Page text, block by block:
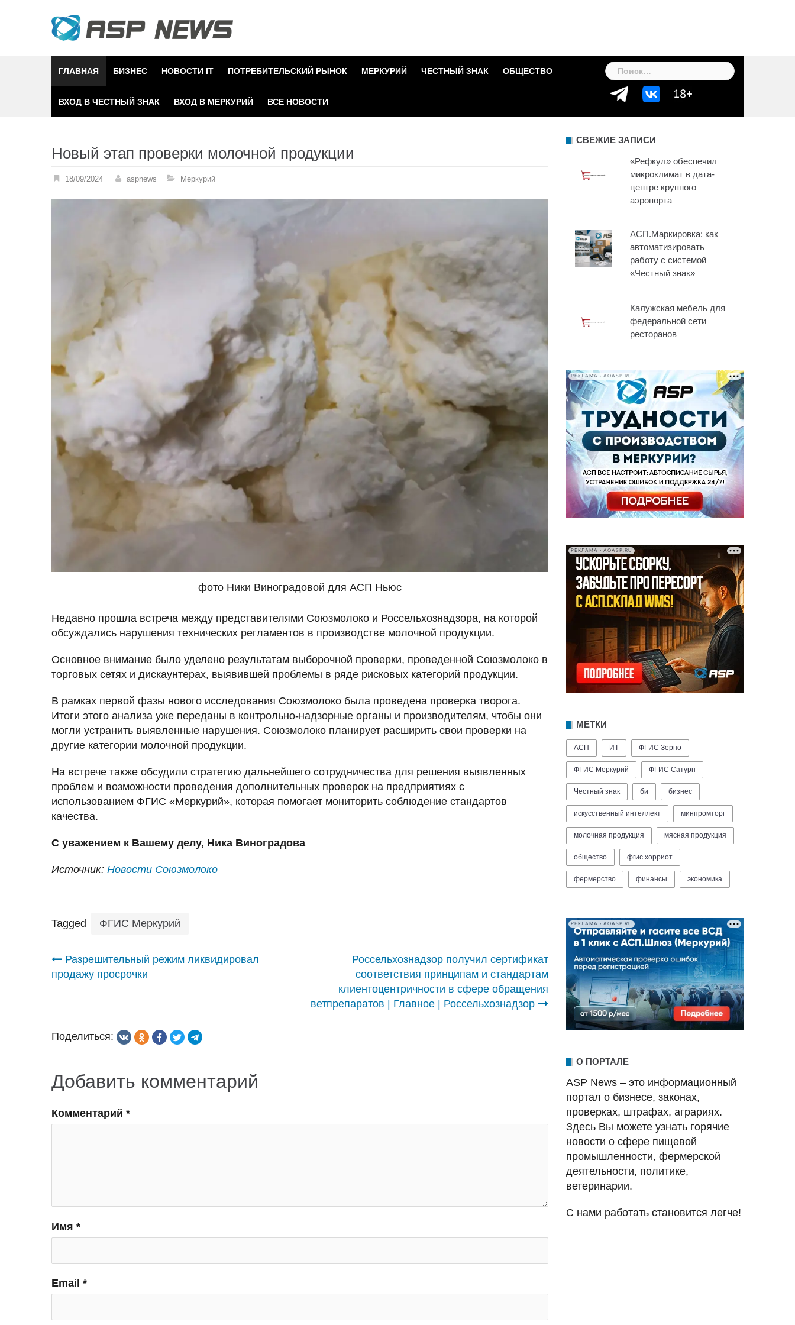
ГЛАВНАЯ БИЗНЕС НОВОСТИ IT ПОТРЕБИТЕЛЬСКИЙ РЫНОК МЕРКУРИЙ ЧЕСТНЫЙ ЗНАК ОБЩЕСТВО
ВХОД В ЧЕСТНЫЙ ЗНАК ВХОД В МЕРКУРИЙ ВСЕ НОВОСТИ
Найти:
Новый этап проверки молочной продукции
18/09/2024 aspnews Меркурий
фото Ники Виноградовой для АСП Ньюс
Недавно прошла встреча между представителями Союзмолоко и Россельхознадзора, на которой
обсуждались нарушения технических регламентов в производстве молочной продукции.
Основное внимание было уделено результатам выборочной проверки, проведенной Союзмолоко в
торговых сетях и дискаунтерах, выявившей проблемы в ряде рисковых категорий продукции.
В рамках первой фазы нового исследования Союзмолоко была проведена проверка творога.
Итоги этого анализа уже переданы в контрольно-надзорные органы и производителям, чтобы они
могли устранить выявленные нарушения. Союзмолоко планирует расширить свои проверки на
другие категории молочной продукции.
На встрече также обсудили стратегию дальнейшего сотрудничества для решения выявленных
проблем и возможности проведения дополнительных проверок на предприятиях с
использованием ФГИС «Меркурий», которая помогает мониторить соблюдение стандартов
качества.
С уважением к Вашему делу, Ника Виноградова
Источник: Новости Союзмолоко
Tagged ФГИС Меркурий
Навигация
Разрешительный режим ликвидировал
продажу просрочки
Россельхознадзор получил сертификат
соответствия принципам и стандартам
клиентоцентричности в сфере обращения
ветпрепаратов | Главное | Россельхознадзор
Поделиться:
Добавить комментарий
Комментарий *
Имя *
Email *
СВЕЖИЕ ЗАПИСИ
«Рефкул» обеспечил
микроклимат в дата-
центре крупного
аэропорта
АСП.Маркировка: как
автоматизировать
работу с системой
«Честный знак»
Калужская мебель для
федеральной сети
ресторанов
РЕКЛАМА • AOASP.RU
РЕКЛАМА • AOASP.RU
МЕТКИ
АСП ИТ ФГИС Зерно
ФГИС Меркурий ФГИС Сатурн
Честный знак би бизнес
искусственный интеллект минпромторг
молочная продукция мясная продукция
общество фгис хорриот
фермерство финансы экономика
РЕКЛАМА • AOASP.RU
О ПОРТАЛЕ
ASP News – это информационный
портал о бизнесе, законах,
проверках, штрафах, аграриях.
Здесь Вы можете узнать горячие
новости о сфере пищевой
промышленности, фермерской
деятельности, политике,
ветеринарии.
С нами работать становится легче!